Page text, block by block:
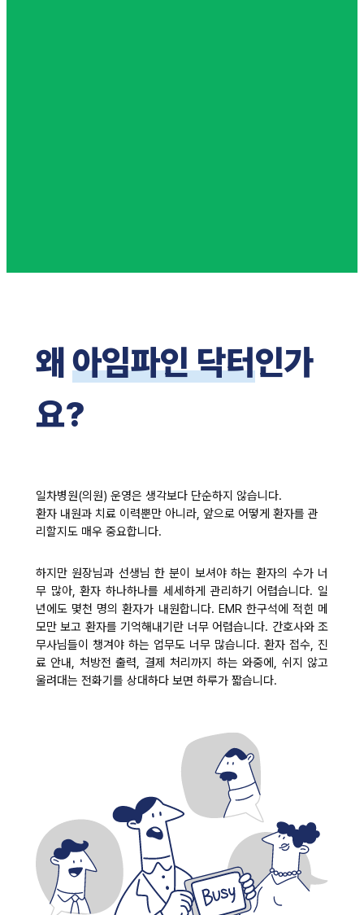
왜 아임파인 닥터인가
요?
일차병원(의원) 운영은 생각보다 단순하지 않습니다.
환자 내원과 치료 이력뿐만 아니라, 앞으로 어떻게 환자를 관
리할지도 매우 중요합니다.
하지만 원장님과 선생님 한 분이 보셔야 하는 환자의 수가 너
무 많아, 환자 하나하나를 세세하게 관리하기 어렵습니다. 일
년에도 몇천 명의 환자가 내원합니다. EMR 한구석에 적힌 메
모만 보고 환자를 기억해내기란 너무 어렵습니다. 간호사와 조
무사님들이 챙겨야 하는 업무도 너무 많습니다. 환자 접수, 진
료 안내, 처방전 출력, 결제 처리까지 하는 와중에, 쉬지 않고
울려대는 전화기를 상대하다 보면 하루가 짧습니다.